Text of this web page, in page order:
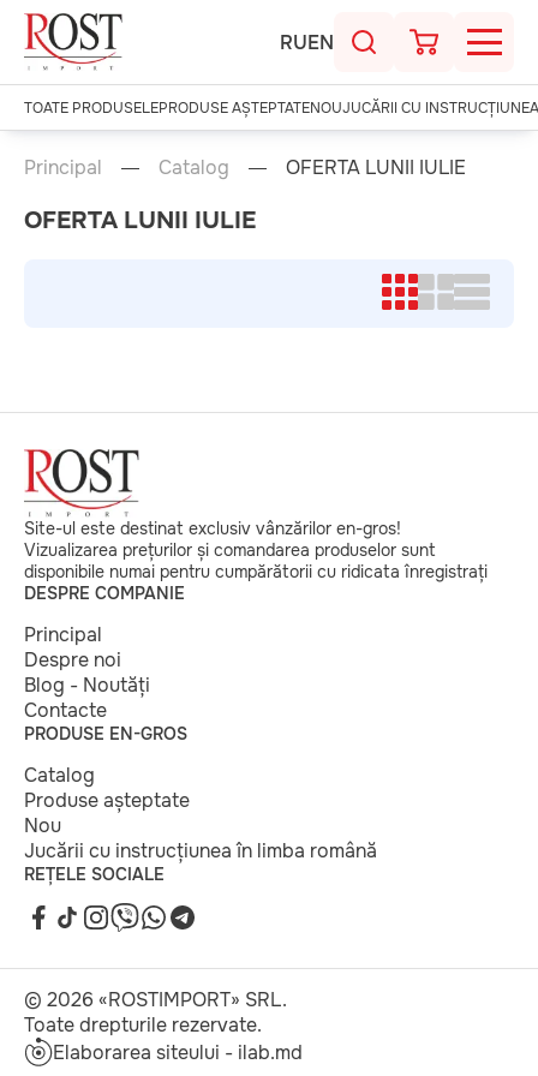
RUEN
TOATE PRODUSELEPRODUSE AȘTEPTATENOUJUCĂRII CU
Principal Catalog OFERTA LUNII IULIE
OFERTA LUNII IULIE
Site-ul este destinat exclusiv vânzărilor en-gros!
Vizualizarea prețurilor și comandarea produselor sunt
disponibile numai pentru cumpărătorii cu ridicata înregistrați
DESPRE COMPANIE
Principal
Despre noi
Blog - Noutăți
Contacte
PRODUSE EN-GROS
Catalog
Produse așteptate
Nou
Jucării cu instrucțiunea în limba română
REȚELE SOCIALE
© 2026 «ROSTIMPORT» SRL.
Toate drepturile rezervate.
Elaborarea siteului - ilab.md